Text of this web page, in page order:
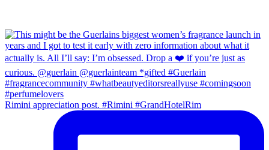
Rimini appreciation post. #Rimini #GrandHotelRim